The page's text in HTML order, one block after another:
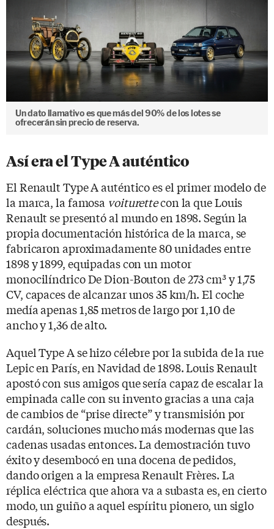
Un dato llamativo es que más del 90% de los lotes se
ofrecerán sin precio de reserva.
Así era el Type A auténtico
El Renault Type A auténtico es el primer modelo de
la marca, la famosa voiturettecon la que Louis
Renault se presentó al mundo en 1898. Según la
propia documentación histórica de la marca, se
fabricaron aproximadamente 80 unidades entre
1898 y 1899, equipadas con un motor
monocilíndrico De Dion-Bouton de 273 cm³ y 1,75
CV, capaces de alcanzar unos 35 km/h. El coche
medía apenas 1,85 metros de largo por 1,10 de
ancho y 1,36 de alto.
Aquel Type A se hizo célebre por la subida de la rue
Lepic en París, en Navidad de 1898. Louis Renault
apostó con sus amigos que sería capaz de escalar la
empinada calle con su invento gracias a una caja
de cambios de “prise directe” y transmisión por
cardán, soluciones mucho más modernas que las
cadenas usadas entonces. La demostración tuvo
éxito y desembocó en una docena de pedidos,
dando origen a la empresa Renault Frères. La
réplica eléctrica que ahora va a subasta es, en cierto
modo, un guiño a aquel espíritu pionero, un siglo
después.